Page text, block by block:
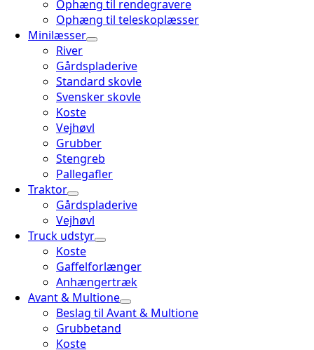
Ophæng til rendegravere
Ophæng til teleskoplæsser
Minilæsser
River
Gårdspladerive
Standard skovle
Svensker skovle
Koste
Vejhøvl
Grubber
Stengreb
Pallegafler
Traktor
Gårdspladerive
Vejhøvl
Truck udstyr
Koste
Gaffelforlænger
Anhængertræk
Avant & Multione
Beslag til Avant & Multione
Grubbetand
Koste